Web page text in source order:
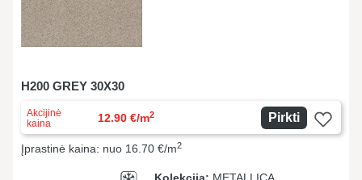
H200 GREY 30X30
Akcijinė
kaina
12.90 €/m2 Pirkti
Įprastinė kaina: nuo 16.70 €/m2